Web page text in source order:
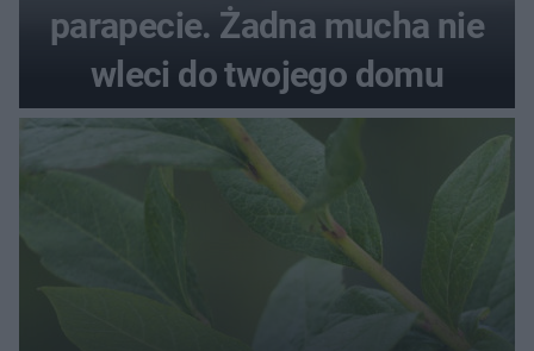
parapecie. Żadna mucha nie
wleci do twojego domu